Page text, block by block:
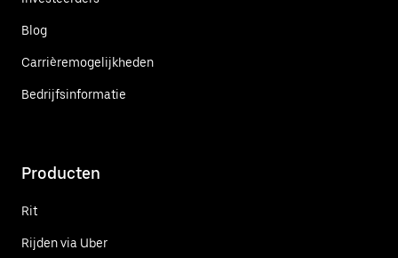
Blog
Carrièremogelijkheden
Bedrijfsinformatie
Producten
Rit
Rijden via Uber